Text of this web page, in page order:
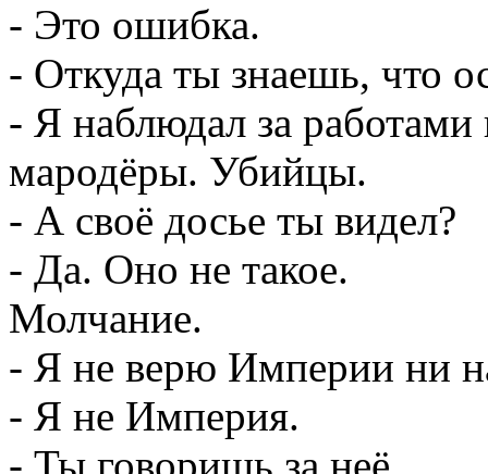
- Это ошибка.
- Откуда ты знаешь, что
- Я наблюдал за
мародёры. Убийцы.
- А своё досье ты видел?
- Да. Оно не такое.
Молчание.
- Я не верю Империи ни
- Я не Империя.